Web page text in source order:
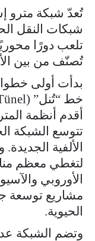
تُعدّ شبكة مترو
شبكات النقل
تلعب دورًا
تُصنّف من بين
بدأت أولى
أقدم أنظمة
تتوسع الشبكة
الألفية
لتغطي معظم
الأوروبي
مشاريع توسعة
الحيوية.